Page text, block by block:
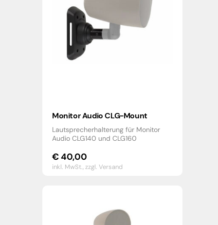
Monitor Audio CLG-Mount
Lautsprecherhalterung für Monitor
Audio CLG140 und CLG160
€40,00
inkl. MwSt.,zzgl. Versand